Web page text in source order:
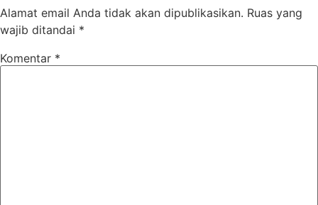
Alamat email Anda tidak akan dipublikasikan. Ruas yang
wajib ditandai *
Komentar *